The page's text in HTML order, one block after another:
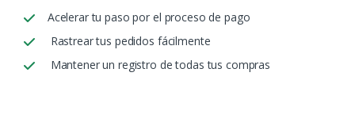
Acelerar tu paso por el proceso de pago
Rastrear tus pedidos fácilmente
Mantener un registro de todas tus compras